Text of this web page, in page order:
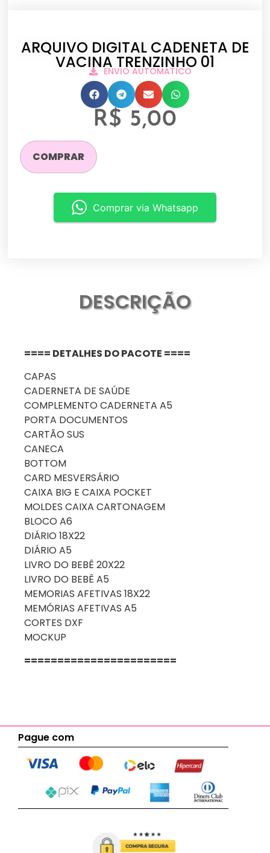
ARQUIVO DIGITAL CADENETA DE
VACINA TRENZINHO 01
ENVIO AUTOMATICO
R$ 5,00
COMPRAR
Comprar via Whatsapp
DESCRIÇÃO
==== DETALHES DO PACOTE ====
CAPAS
CADERNETA DE SAÚDE
COMPLEMENTO CADERNETA A5
PORTA DOCUMENTOS
CARTÃO SUS
CANECA
BOTTOM
CARD MESVERSÁRIO
CAIXA BIG E CAIXA POCKET
MOLDES CAIXA CARTONAGEM
BLOCO A6
DIÁRIO 18X22
DIÁRIO A5
LIVRO DO BEBÊ 20X22
LIVRO DO BEBÊ A5
MEMORIAS AFETIVAS 18X22
MEMÓRIAS AFETIVAS A5
CORTES DXF
MOCKUP
=======================
Pague com